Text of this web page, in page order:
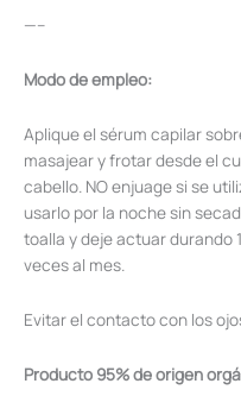
—–
Modo de empleo:
Aplique el sérum capilar
masajear y frotar desde el
cabello. NO enjuage si se
usarlo por la noche sin
toalla y deje actuar durando
veces al mes.
Evitar el contacto con los
Producto 95% de origen